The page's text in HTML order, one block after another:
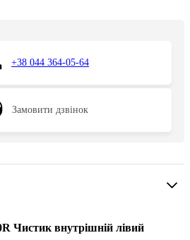
+38 044 364-05-64
Замовити дзвінок
Чистик внутрішній лівий